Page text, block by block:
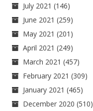
July 2021 (146)
June 2021 (259)
May 2021 (201)
April 2021 (249)
March 2021 (457)
February 2021 (309)
January 2021 (465)
December 2020 (510)